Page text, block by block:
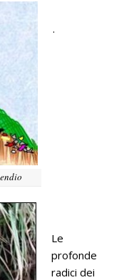
.
Le
profonde
radici dei